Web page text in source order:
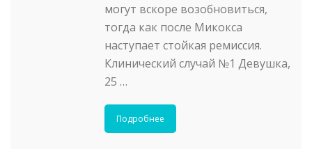
могут вскоре возобновиться,
тогда как после Микокса
наступает стойкая ремиссия.
Клинический случай №1 Девушка,
25 …
Подробнее